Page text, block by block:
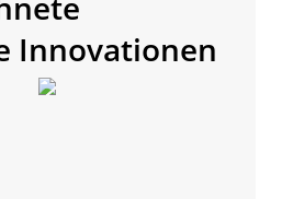
Innovationen